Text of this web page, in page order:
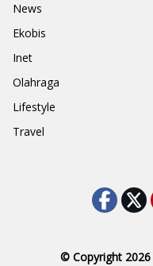
News
Ekobis
Inet
Olahraga
Lifestyle
Travel
© Copyright 2026